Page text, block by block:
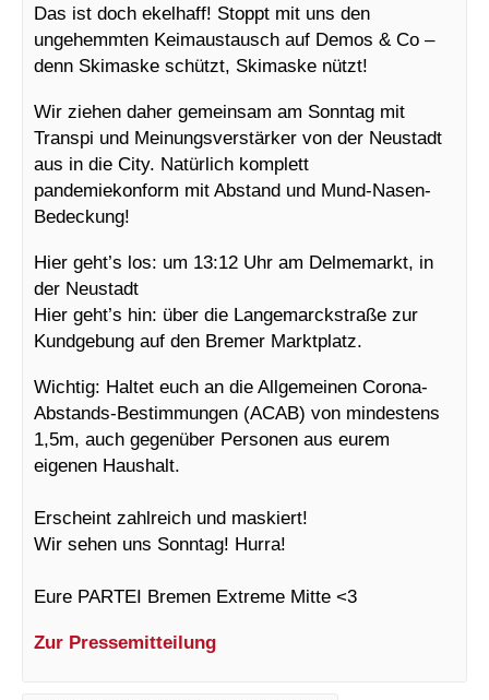
Das ist doch ekelhaff! Stoppt mit uns den
ungehemmten Keimaustausch auf Demos & Co –
denn Skimaske schützt, Skimaske nützt!
Wir ziehen daher gemeinsam am Sonntag mit
Transpi und Meinungsverstärker von der Neustadt
aus in die City. Natürlich komplett
pandemiekonform mit Abstand und Mund-Nasen-
Bedeckung!
Hier geht’s los: um 13:12 Uhr am Delmemarkt, in
der Neustadt
Hier geht’s hin: über die Langemarckstraße zur
Kundgebung auf den Bremer Marktplatz.
Wichtig: Haltet euch an die Allgemeinen Corona-
Abstands-Bestimmungen (ACAB) von mindestens
1,5m, auch gegenüber Personen aus eurem
eigenen Haushalt.
Erscheint zahlreich und maskiert!
Wir sehen uns Sonntag! Hurra!
Eure PARTEI Bremen Extreme Mitte <3
Zur Pressemitteilung